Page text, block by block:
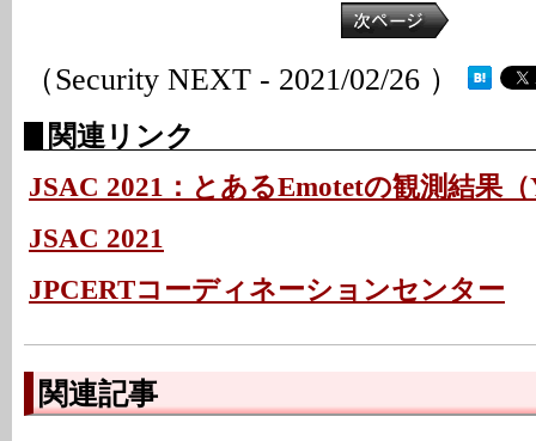
（Security NEXT - 2021/02/26 ）
関連リンク
JSAC 2021：とあるEmotetの観測結果（
JSAC 2021
JPCERTコーディネーションセンター
関連記事